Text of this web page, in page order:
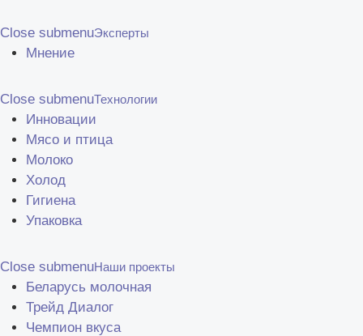
Close submenuЭксперты
Мнение
Close submenuТехнологии
Инновации
Мясо и птица
Молоко
Холод
Гигиена
Упаковка
Close submenuНаши проекты
Беларусь молочная
Трейд Диалог
Чемпион вкуса